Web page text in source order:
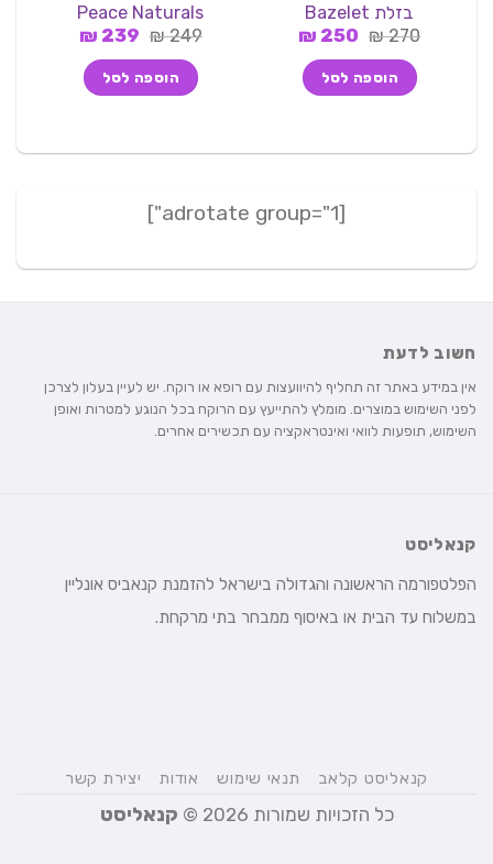
מתוך 5
בזלת Bazelet
270
₪ המחיר
270 ₪.
250
₪המחיר
הוא:
250 ₪.
הוספה לסל
3.00
מתוך 5
Peace Naturals
249
₪ המחיר
249 ₪.
239
₪המחיר
הוא:
239 ₪.
הוספה לסל
חשוב לדעת
אין במידע באתר זה תחליף להיוועצות עם רופא או רוקח. יש לעיין בעלון לצרכן
לפני השימוש במוצרים. מומלץ להתייעץ עם הרוקח בכל הנוגע למטרות ואופן
השימוש, תופעות לוואי ואינטראקציה עם תכשירים אחרים.
קנאליסט
הפלטפורמה הראשונה והגדולה בישראל להזמנת קנאביס אונליין
במשלוח עד הבית או באיסוף ממבחר בתי מרקחת.
קנאליסט קלאב תנאי שימוש אודות יצירת קשר
כל הזכויות שמורות 2026 © קנאליסט